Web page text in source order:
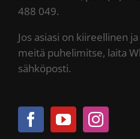
488 049.
Jos asiasi on kiireellinen
meitä puhelimitse, laita
sähköposti.